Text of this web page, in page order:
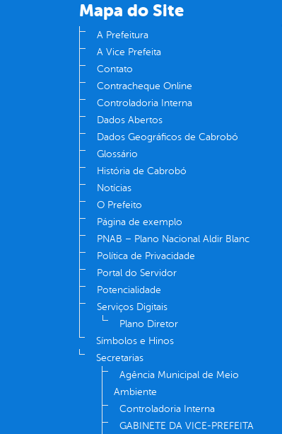
Mapa do Site
A Prefeitura
A Vice Prefeita
Contato
Contracheque Online
Controladoria Interna
Dados Abertos
Dados Geográficos de Cabrobó
Glossário
História de Cabrobó
Notícias
O Prefeito
Página de exemplo
PNAB – Plano Nacional Aldir Blanc
Política de Privacidade
Portal do Servidor
Potencialidade
Serviços Digitais
Plano Diretor
Símbolos e Hinos
Secretarias
Agência Municipal de Meio
Ambiente
Controladoria Interna
GABINETE DA VICE-PREFEITA